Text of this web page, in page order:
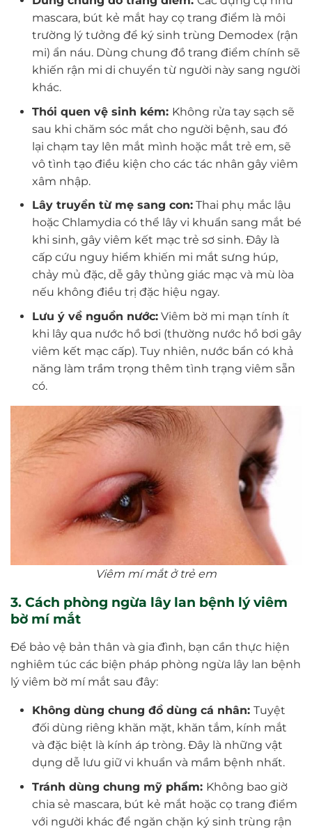
mascara, bút kẻ mắt hay cọ trang điểm là môi
trường lý tưởng để ký sinh trùng Demodex (rận
mi) ẩn náu. Dùng chung đồ trang điểm chính sẽ
khiến rận mi di chuyển từ người này sang người
khác.
Thói quen vệ sinh kém: Không rửa tay sạch sẽ
sau khi chăm sóc mắt cho người bệnh, sau đó
lại chạm tay lên mắt mình hoặc mắt trẻ em, sẽ
vô tình tạo điều kiện cho các tác nhân gây viêm
xâm nhập.
Lây truyền từ mẹ sang con:Thai phụ mắc lậu
hoặc Chlamydia có thể lây vi khuẩn sang mắt bé
khi sinh, gây viêm kết mạc trẻ sơ sinh. Đây là
cấp cứu nguy hiểm khiến mi mắt sưng húp,
chảy mủ đặc, dễ gây thủng giác mạc và mù lòa
nếu không điều trị đặc hiệu ngay.
Lưu ý về nguồn nước:Viêm bờ mi mạn tính ít
khi lây qua nước hồ bơi (thường nước hồ bơi gây
viêm kết mạc cấp). Tuy nhiên, nước bẩn có khả
năng làm trầm trọng thêm tình trạng viêm sẵn
có.
Viêm mí mắt ở trẻ em
3. Cách phòng ngừa lây lan bệnh lý viêm
bờ mí mắt
Để bảo vệ bản thân và gia đình, bạn cần thực hiện
nghiêm túc các biện pháp phòng ngừa lây lan bệnh
lý viêm bờ mí mắt sau đây:
Không dùng chung đồ dùng cá nhân: Tuyệt
đối dùng riêng khăn mặt, khăn tắm, kính mắt
và đặc biệt là kính áp tròng. Đây là những vật
dụng dễ lưu giữ vi khuẩn và mầm bệnh nhất.
Tránh dùng chung mỹ phẩm: Không bao giờ
chia sẻ mascara, bút kẻ mắt hoặc cọ trang điểm
với người khác để ngăn chặn ký sinh trùng rận